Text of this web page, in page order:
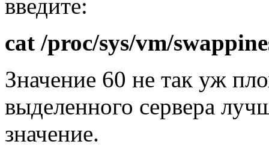
введите:
cat /proc/sys/vm/
Значение 60 не так уж
выделенного сервера
значение.